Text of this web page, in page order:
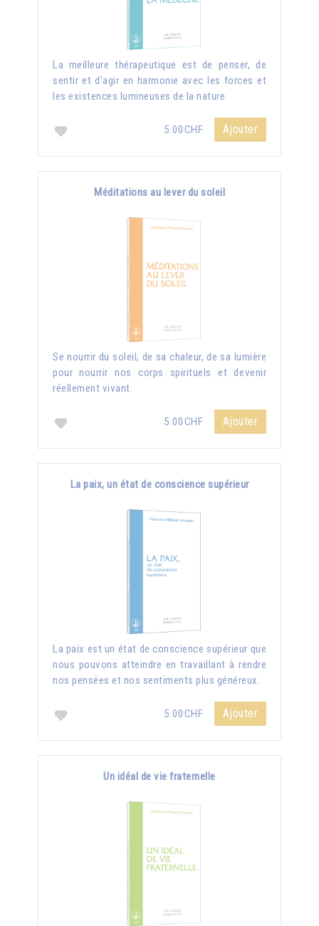
La meilleure thérapeutique est de penser, de
sentir et d'agir en harmonie avec les forces et
les existences lumineuses de la nature.
5.00CHF Ajouter
Méditations au lever du soleil
Se nourrir du soleil, de sa chaleur, de sa lumière
pour nourrir nos corps spirituels et devenir
réellement vivant.
5.00CHF Ajouter
La paix, un état de conscience supérieur
La paix est un état de conscience supérieur que
nous pouvons atteindre en travaillant à rendre
nos pensées et nos sentiments plus généreux.
5.00CHF Ajouter
Un idéal de vie fraternelle